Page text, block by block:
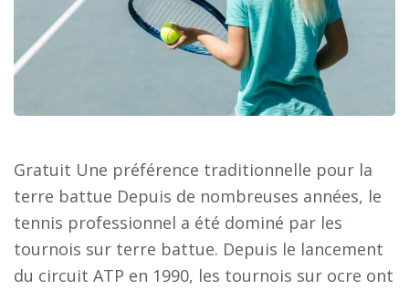
Gratuit Une préférence traditionnelle pour la
terre battue Depuis de nombreuses années, le
tennis professionnel a été dominé par les
tournois sur terre battue. Depuis le lancement
du circuit ATP en 1990, les tournois sur ocre ont